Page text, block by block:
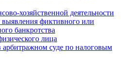
хозяйственной деятельности
фиктивного или
банкротства
лица
арбитражном суде по налоговым